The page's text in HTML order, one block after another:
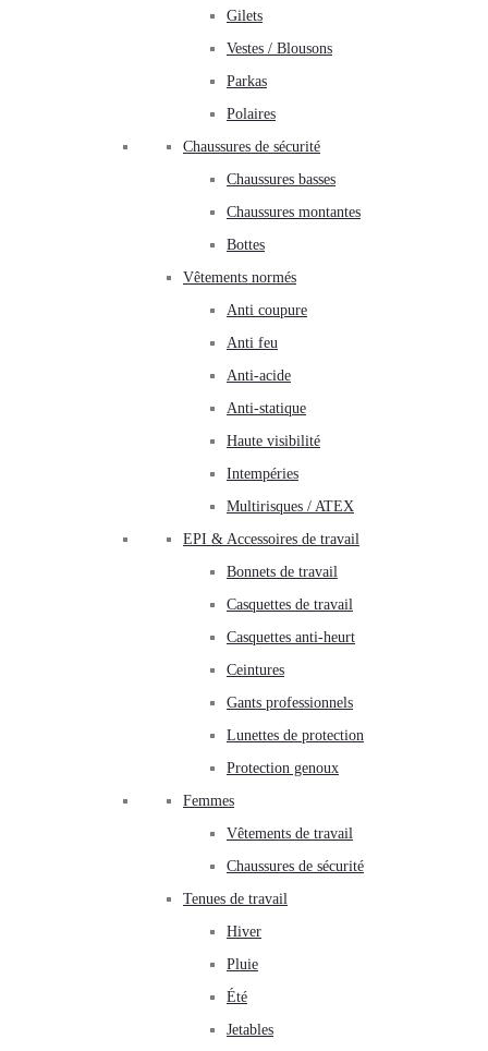
Gilets
Vestes / Blousons
Parkas
Polaires
Chaussures de sécurité
Chaussures basses
Chaussures montantes
Bottes
Vêtements normés
Anti coupure
Anti feu
Anti-acide
Anti-statique
Haute visibilité
Intempéries
Multirisques / ATEX
EPI & Accessoires de travail
Bonnets de travail
Casquettes de travail
Casquettes anti-heurt
Ceintures
Gants professionnels
Lunettes de protection
Protection genoux
Femmes
Vêtements de travail
Chaussures de sécurité
Tenues de travail
Hiver
Pluie
Été
Jetables